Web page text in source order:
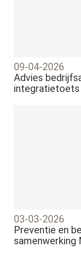
09-04-2026
Advies
integratietoets
03-03-2026
Preventie en
samenwerking